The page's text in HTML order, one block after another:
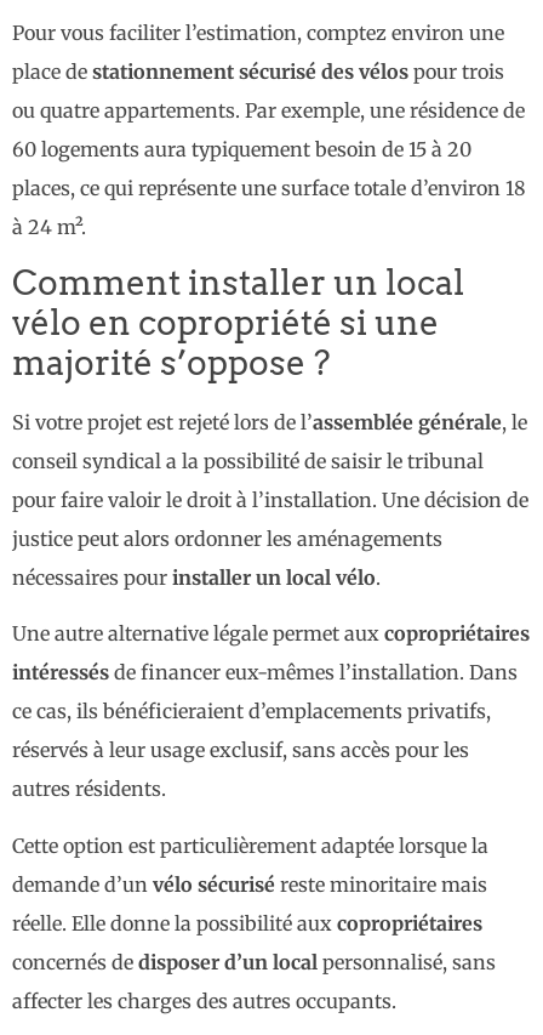
Pour vous faciliter l’estimation, comptez environ une
place de stationnement sécurisé des vélos pour trois
ou quatre appartements. Par exemple, une résidence de
60 logements aura typiquement besoin de 15 à 20
places, ce qui représente une surface totale d’environ 18
à 24 m².
Comment installer un local
vélo en copropriété si une
majorité s’oppose ?
Si votre projet est rejeté lors de l’assemblée générale, le
conseil syndical a la possibilité de saisir le tribunal
pour faire valoir le droit à l’installation. Une décision de
justice peut alors ordonner les aménagements
nécessaires pour installer un local vélo.
Une autre alternative légale permet aux copropriétaires
intéressés de financer eux-mêmes l’installation. Dans
ce cas, ils bénéficieraient d’emplacements privatifs,
réservés à leur usage exclusif, sans accès pour les
autres résidents.
Cette option est particulièrement adaptée lorsque la
demande d’un vélo sécurisé reste minoritaire mais
réelle. Elle donne la possibilité aux copropriétaires
concernés de disposer d’un local personnalisé, sans
affecter les charges des autres occupants.